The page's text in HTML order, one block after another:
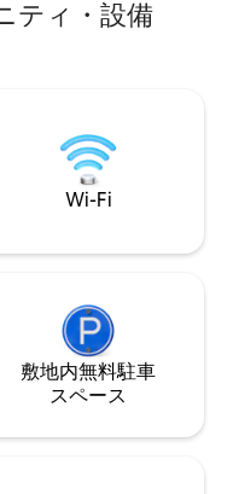
りと
れ
大きなダブルベ
ルームを備えた設
あります。 屋内
ティ・設備
Wi-Fi
敷地内無料駐⁠車
ス⁠ペ⁠ー⁠ス